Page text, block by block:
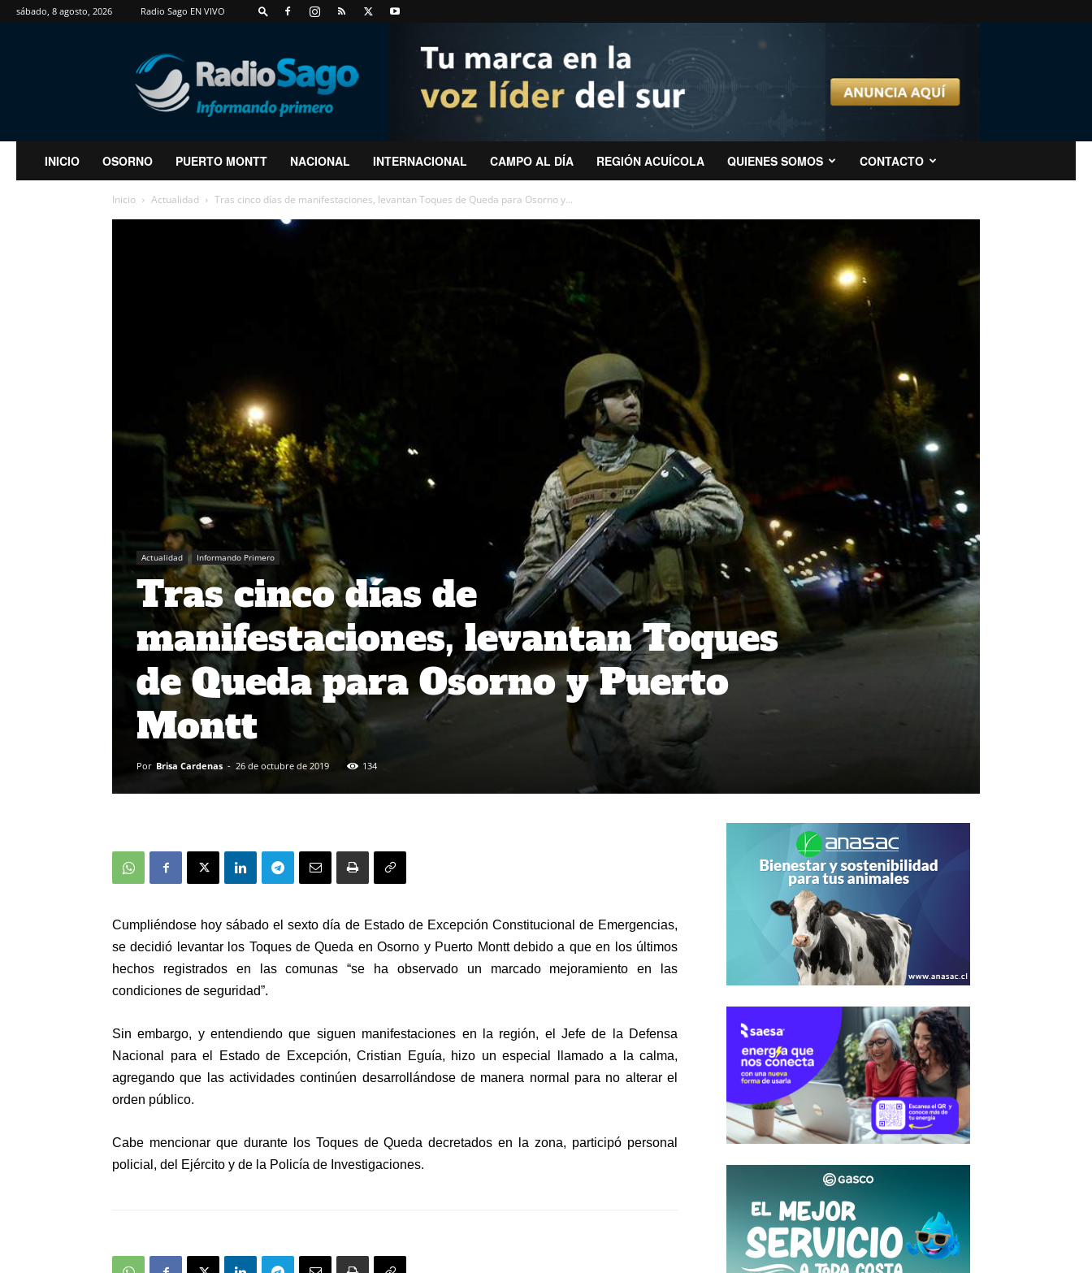
sábado, 8 agosto, 2026 Radio Sago EN VIVO
RadioSago
INICIO OSORNO PUERTO MONTT NACIONAL INTERNACIONAL CAMPO AL DÍA REGIÓN ACUÍCOLA QUIENES SOMOS CONTACTO
Inicio Actualidad Tras cinco días de manifestaciones, levantan Toques de Queda para Osorno y...
Actualidad Informando Primero
Tras cinco días de
manifestaciones, levantan Toques
de Queda para Osorno y Puerto
Montt
Por Brisa Cardenas - 26 de octubre de 2019 134
Cumpliéndose hoy sábado el sexto día de Estado de Excepción Constitucional de Emergencias,
se decidió levantar los Toques de Queda en Osorno y Puerto Montt debido a que en los últimos
hechos registrados en las comunas “se ha observado un marcado mejoramiento en las
condiciones de seguridad”.
Sin embargo, y entendiendo que siguen manifestaciones en la región, el
Jefe de la Defensa
Nacional para el Estado de Excepción, Cristian Eguía, hizo un especial llamado a la calma,
agregando que las actividades continúen desarrollándose de manera normal para no alterar el
orden público.
Cabe mencionar que durante los Toques de Queda decretados en la zona, participó personal
policial, del Ejército y de la Policía de Investigaciones.